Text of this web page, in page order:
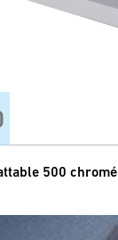
500 chromé